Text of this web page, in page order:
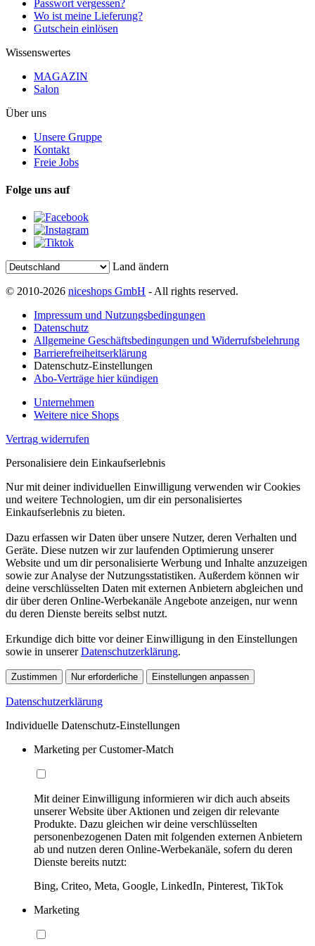
Passwort vergessen?
Wo ist meine Lieferung?
Gutschein einlösen
Wissenswertes
MAGAZIN
Salon
Über uns
Unsere Gruppe
Kontakt
Freie Jobs
Folge uns auf
Land ändern
© 2010-2026 niceshops GmbH - All rights reserved.
Impressum und Nutzungsbedingungen
Datenschutz
Allgemeine Geschäftsbedingungen und Widerrufsbelehrung
Barrierefreiheitserklärung
Datenschutz-Einstellungen
Abo-Verträge hier kündigen
Unternehmen
Weitere nice Shops
Vertrag widerrufen
Personalisiere dein Einkaufserlebnis
Nur mit deiner individuellen Einwilligung verwenden wir Cookies
und weitere Technologien, um dir ein personalisiertes
Einkaufserlebnis zu bieten.
Dazu erfassen wir Daten über unsere Nutzer, deren Verhalten und
Geräte. Diese nutzen wir zur laufenden Optimierung unserer
Website und um dir personalisierte Werbung und Inhalte anzuzeigen
sowie zur Analyse der Nutzungsstatistiken. Außerdem können wir
deine verschlüsselten Daten mit externen Anbietern abgleichen und
dir über deren Online-Werbekanäle Angebote anzeigen, nur wenn
du deren Dienste bereits selbst nutzt.
Erkundige dich bitte vor deiner Einwilligung in den Einstellungen
sowie in unsererDatenschutzerklärung.
Zustimmen Nur erforderliche Einstellungen anpassen
Datenschutzerklärung
Individuelle Datenschutz-Einstellungen
Marketing per Customer-Match
Mit deiner Einwilligung informieren wir dich auch abseits
unserer Website über Aktionen und zeigen dir relevante
Produkte. Dazu gleichen wir deine verschlüsselten
personenbezogenen Daten mit folgenden externen Anbietern
ab und nutzen deren Online-Werbekanäle, sofern du deren
Dienste bereits nutzt:
Bing, Criteo, Meta, Google, LinkedIn, Pinterest, TikTok
Marketing